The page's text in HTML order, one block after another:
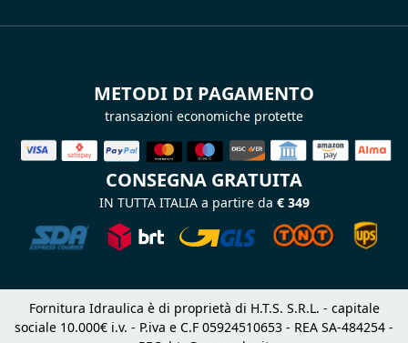
METODI DI PAGAMENTO
transazioni economiche protette
CONSEGNA GRATUITA
IN TUTTA ITALIA a partire da € 349
Fornitura Idraulica è di proprietà di H.T.S. S.R.L. - capitale
sociale 10.000€ i.v. - P.iva e C.F 05924510653 - REA SA-484254 -